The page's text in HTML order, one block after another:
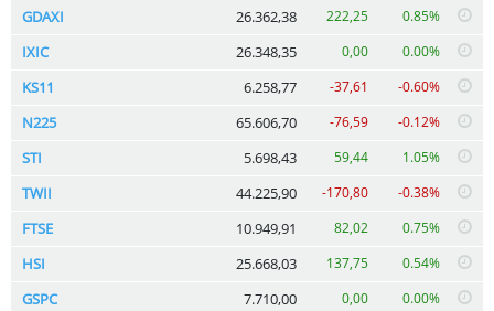
GDAXI 26.362,38 222,25 0.85%
IXIC 26.348,35 0,00 0.00%
KS11 6.258,77 -37,61 -0.60%
N225 65.606,70 -76,59 -0.12%
STI 5.698,43 59,44 1.05%
TWII 44.225,90 -170,80 -0.38%
FTSE 10.949,91 82,02 0.75%
HSI 25.668,03 137,75 0.54%
GSPC 7.710,00 0,00 0.00%